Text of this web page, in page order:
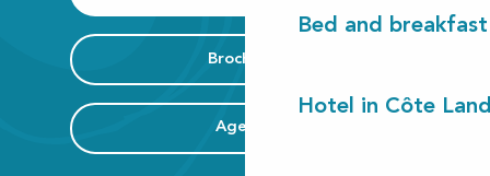
Bed and breakfast
Hotel in Côte
Brochures
Agenda